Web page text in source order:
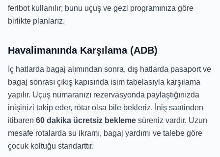
feribot kullanılır; bunu uçuş ve gezi programınıza göre
birlikte planlarız.
Havalimanında Karşılama (ADB)
İç hatlarda bagaj alımından sonra, dış hatlarda pasaport ve
bagaj sonrası çıkış kapısında isim tabelasıyla karşılama
yapılır. Uçuş numaranızı rezervasyonda paylaştığınızda
inişinizi takip eder, rötar olsa bile bekleriz. İniş saatinden
itibaren 60 dakika ücretsiz bekleme süreniz vardır. Uzun
mesafe rotalarda su ikramı, bagaj yardımı ve talebe göre
çocuk koltuğu standarttır.